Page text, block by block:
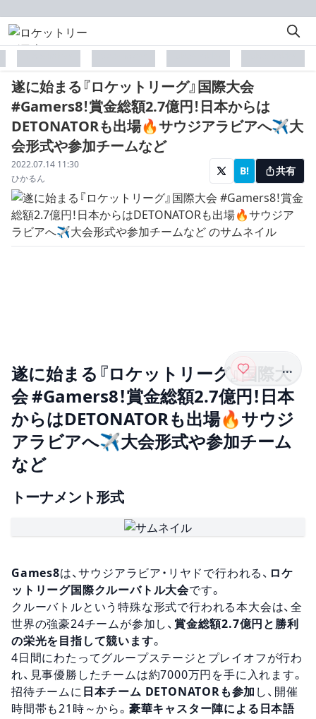
遂に始まる『ロケットリーグ』国際大会
#Gamers8！賞金総額2.7億円！日本からは
DETONATORも出場🔥サウジアラビアへ✈大
会形式や参加チームなど
配信日
2022.07.14 11:30
著者
ひかるん
B! 共有
...
遂に始まる『ロケットリーグ』国際大
会 #Gamers8！賞金総額2.7億円！日本
からはDETONATORも出場🔥サウジ
アラビアへ✈大会形式や参加チーム
など
トーナメント形式
Games8は、サウジアラビア・リヤドで行われる、 ロケ
ットリーグ国際クルーバトル大会です。
クルーバトルという特殊な形式で行われる本大会は、全
世界の強豪24チームが参加し、 賞金総額2.7億円と勝利
の栄光を目指して競います。
4日間にわたってグループステージとプレイオフが行わ
れ、見事優勝したチームは約7000万円を手に入れます。
招待チームに 日本チーム DETONATORも参加 し、開催
時間帯も21時～から。 豪華キャスター陣による日本語